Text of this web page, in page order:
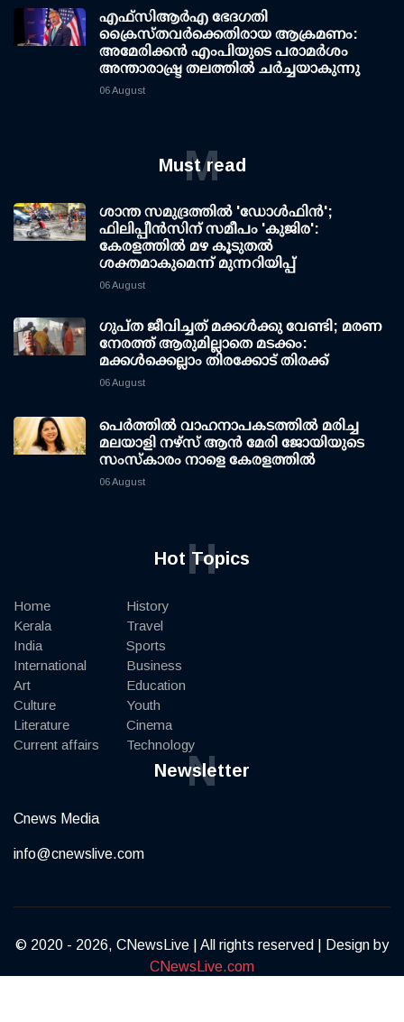
എഫ്‌സി‌ആര്‍‌എ ഭേദഗതി
ക്രൈസ്തവർക്കെതിരായ ആക്രമണം:
അമേരിക്കൻ എംപിയുടെ പരാമർശം
അന്താരാഷ്ട്ര തലത്തിൽ ചർച്ചയാകുന്നു
06 August
Must read
M
ശാന്ത സമുദ്രത്തില്‍ 'ഡോള്‍ഫിന്‍';
ഫിലിപ്പീന്‍സിന് സമീപം 'കുജിര':
കേരളത്തില്‍ മഴ കൂടുതല്‍
ശക്തമാകുമെന്ന് മുന്നറിയിപ്പ്
06 August
ഗുപ്ത ജീവിച്ചത് മക്കള്‍ക്കു വേണ്ടി; മരണ
നേരത്ത് ആരുമില്ലാതെ മടക്കം:
മക്കള്‍ക്കെല്ലാം തിരക്കോട് തിരക്ക്
06 August
പെർത്തിൽ വാഹനാപകടത്തിൽ മരിച്ച
മലയാളി നഴ്സ് ആൻ മേരി ജോയിയുടെ
സംസ്കാരം നാളെ കേരളത്തിൽ
06 August
Hot Topics
H
Home
Kerala
India
International
Art
Culture
Literature
Current affairs
History
Travel
Sports
Business
Education
Youth
Cinema
Technology
Newsletter
N
Cnews Media
info@cnewslive.com
© 2020 - 2026, CNewsLive | All rights reserved | Design by
CNewsLive.com